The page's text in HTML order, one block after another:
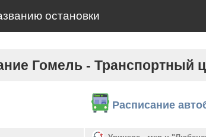
остановки
Гомель - Транспортный
Расписание